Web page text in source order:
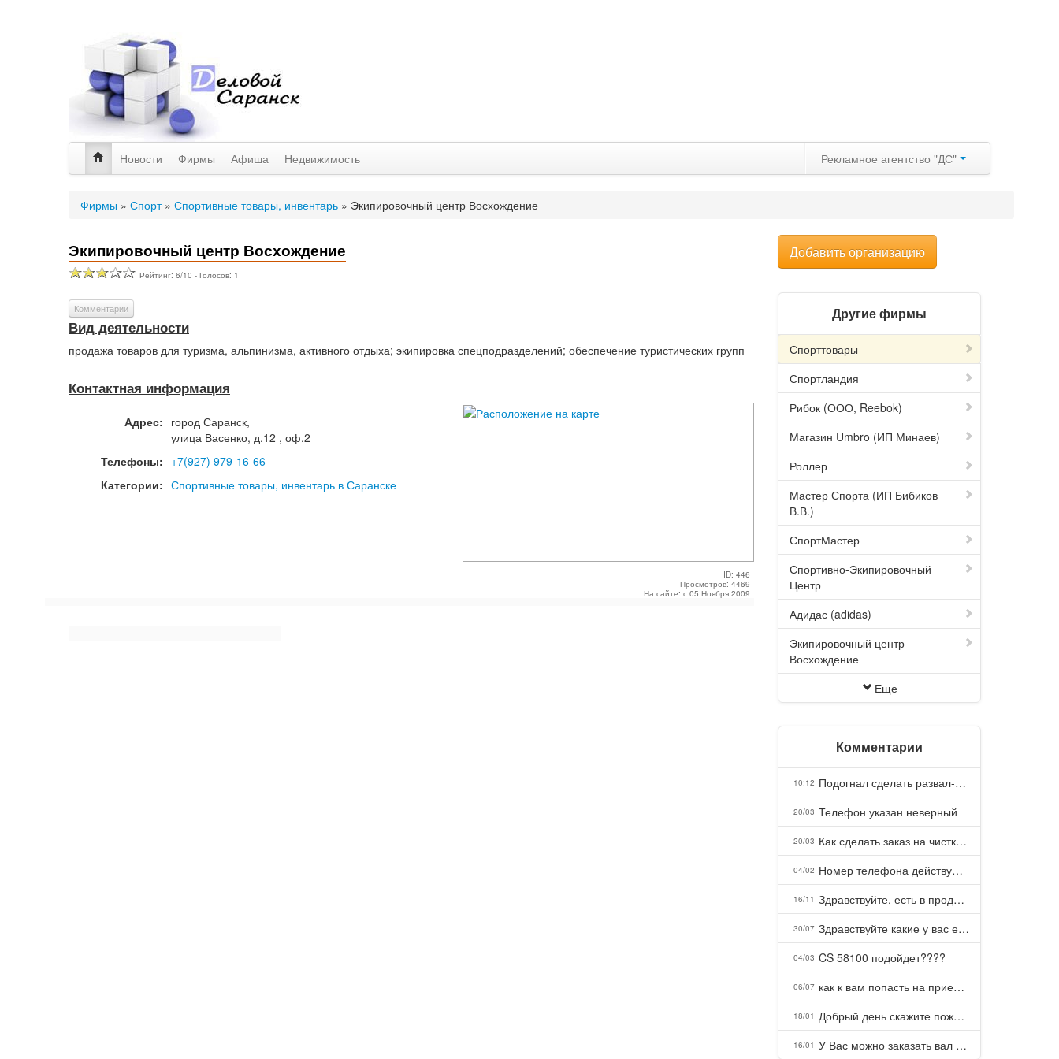
Новости Фирмы Афиша Недвижимость Рекламное агентство "ДС"
Фирмы » Спорт» Спортивные товары, инвентарь » Экипировочный центр Восхождение
Экипировочный центр Восхождение
Рейтинг: 6/10 - Голосов: 1
Комментарии
Вид деятельности
продажа товаров для туризма, альпинизма, активного отдыха; экипировка спецподразделений; обеспечение туристических групп
Контактная информация
Адрес: город Саранск,
улица Васенко, д.12 , оф.2
Телефоны: +7(927) 979-16-66
Категории: Спортивные товары, инвентарь в Саранске
ID: 446
Просмотров: 4469
На сайте: с 05 Ноября 2009
Добавить организацию
Другие фирмы
Спорттовары
Спортландия
Рибок (ООО, Reebok)
Магазин Umbro (ИП Минаев)
Роллер
Мастер Спорта (ИП Бибиков
В.В.)
СпортМастер
Спортивно-Экипировочный
Центр
Адидас (adidas)
Экипировочный центр
Восхождение
Еще
Комментарии
10:12 Подогнал сделать развал-схождение, сделали- машина уходит на право и колеса проверил все хорошо с атмосферами ужас как можно делать авто, не ужели не берегут свою репутацию, не советую.
20/03 Телефон указан неверный
20/03 Как сделать заказ на чистку пуховых подушек?
04/02 Номер телефона действующий можно узнать почему номер неправельный
16/11 Здравствуйте, есть в продаже? Есть доставка до Казани?
30/07 Здравствуйте какие у вас есть курсы и какая цена, ?
04/03 CS 58100 подойдет????
06/07 как к вам попасть на прием? Или дозвониться, трубку не берете.
18/01 Добрый день скажите пожалуйста как можно с вами связаться . Телефон не отвечает .Заказала кухню в тц Хороший есть претензии а менеджер контактов не дает .Что делать?
16/01 У Вас можно заказать вал шлицевой от косилки заря для мтз, который соединяет мотоблок с косилкой.?